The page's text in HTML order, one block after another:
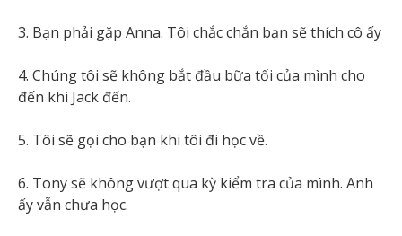
3. Bạn phải gặp Anna. Tôi chắc chắn bạn sẽ thích cô ấy
4. Chúng tôi sẽ không bắt đầu bữa tối của mình cho
đến khi Jack đến.
5. Tôi sẽ gọi cho bạn khi tôi đi học về.
6. Tony sẽ không vượt qua kỳ kiểm tra của mình. Anh
ấy vẫn chưa học.